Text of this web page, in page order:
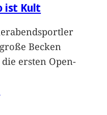
ist Kult
Becken
ersten Open-